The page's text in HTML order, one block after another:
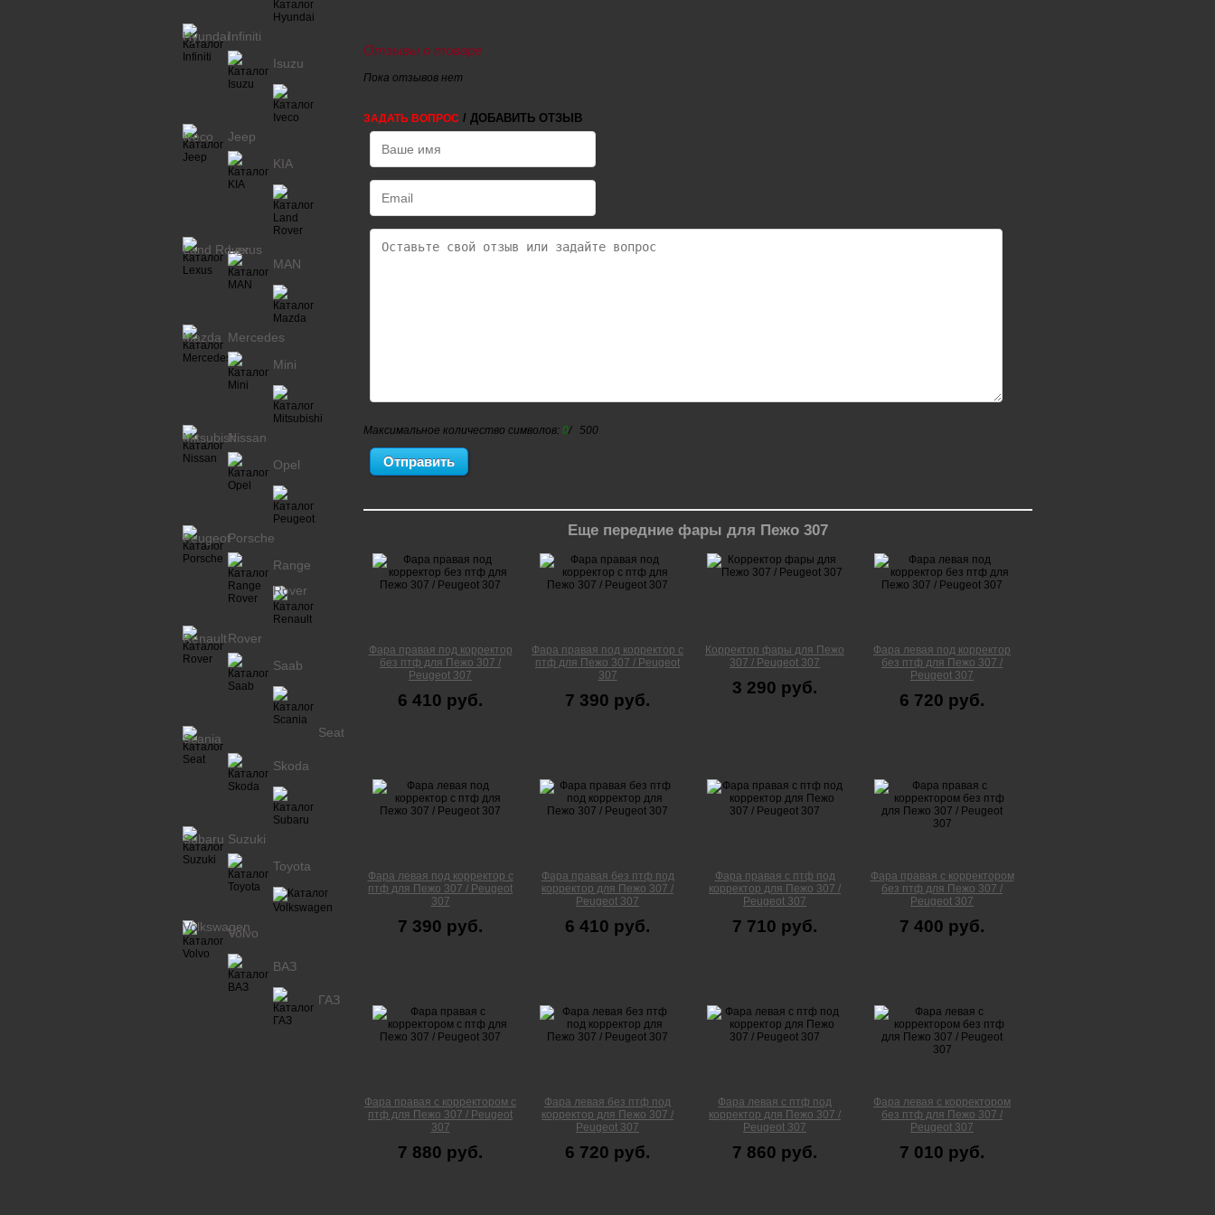
Отзывы о товаре
Пока отзывов нет
ЗАДАТЬ ВОПРОС / ДОБАВИТЬ ОТЗЫВ
Максимальное количество символов: 0/ 500
Еще передние фары для Пежо 307
Фара правая под корректор
без птф для Пежо 307 /
Peugeot 307
6 410 руб.
Фара правая под корректор с
птф для Пежо 307 / Peugeot
307
7 390 руб.
Корректор фары для Пежо
307 / Peugeot 307
3 290 руб.
Фара левая под корректор
без птф для Пежо 307 /
Peugeot 307
6 720 руб.
Фара левая под корректор с
птф для Пежо 307 / Peugeot
307
7 390 руб.
Фара правая без птф под
корректор для Пежо 307 /
Peugeot 307
6 410 руб.
Фара правая с птф под
корректор для Пежо 307 /
Peugeot 307
7 710 руб.
Фара правая с корректором
без птф для Пежо 307 /
Peugeot 307
7 400 руб.
Фара правая с корректором с
птф для Пежо 307 / Peugeot
307
7 880 руб.
Фара левая без птф под
корректор для Пежо 307 /
Peugeot 307
6 720 руб.
Фара левая с птф под
корректор для Пежо 307 /
Peugeot 307
7 860 руб.
Фара левая с корректором
без птф для Пежо 307 /
Peugeot 307
7 010 руб.
HyundaiInfiniti
Isuzu
Iveco
Jeep
KIA
Land Rover
Lexus
MAN
Mazda Mercedes
Mini
MitsubishiNissan
Opel
PeugeotPorsche
Range
Rover
RenaultRover
Saab
Scania Seat
Skoda
Subaru Suzuki
Toyota
Volkswagen
Volvo
ВАЗ
ГАЗ